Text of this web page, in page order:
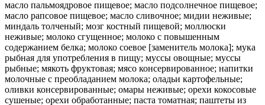
масло пальмоядровое пищевое; масло подсолнечное пищевое;
масло рапсовое пищевое; масло сливочное; мидии неживые;
миндаль толченый; мозг костный пищевой; моллюски
неживые; молоко сгущенное; молоко с повышенным
содержанием белка; молоко соевое [заменитель молока]; мука
рыбная для употребления в пищу; муссы овощные; муссы
рыбные; мякоть фруктовая; мясо консервированное; напитки
молочные с преобладанием молока; оладьи картофельные;
оливки консервированные; омары неживые; орехи кокосовые
сушеные; орехи обработанные; паста томатная; паштеты из